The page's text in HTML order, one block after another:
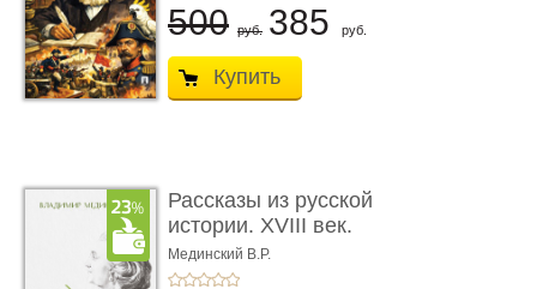
500 руб. 385 руб.
Купить
Рассказы из русской
истории. XVIII век.
Книга пер� ...
Мединский В.Р.